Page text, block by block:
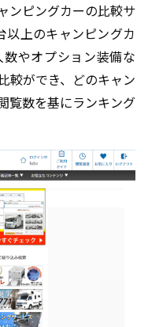
ンピングカーの比較サ
以上のキャンピングカ
やオプション装備な
較ができ、どのキャン
覧数を基にランキング